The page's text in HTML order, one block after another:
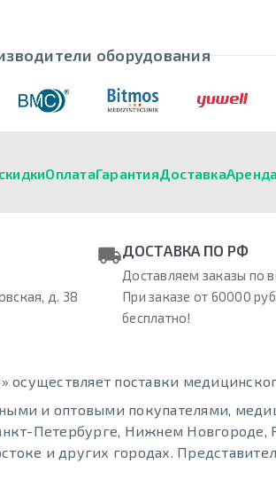
оборудования
ОплатаГарантияДоставкаАренда
д. 38
ДОСТАВКА ПО РФ
Доставляем заказы по
При заказе от 60000
бесплатно!
поставки
и оптовыми покупателями,
Петербурге, Нижнем Новгороде,
и других городах.